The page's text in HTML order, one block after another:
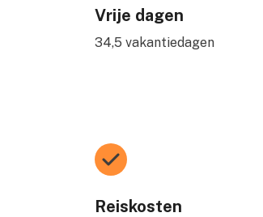
Vrije dagen
34,5 vakantiedagen
Reiskosten